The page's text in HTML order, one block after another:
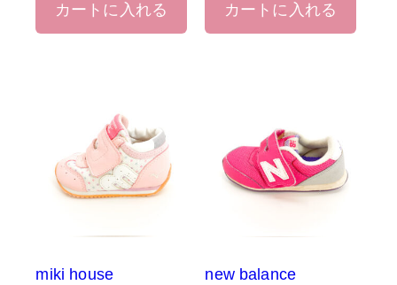
カートに入れる カートに入れる
miki house
new balance